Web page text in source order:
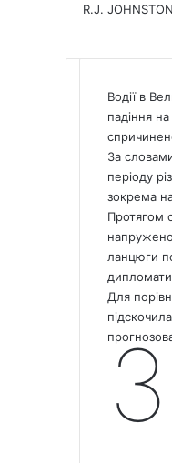
R.J.
Водії в
падіння
За
періоду
зокрема
Протягом
ланцюги
Для
З